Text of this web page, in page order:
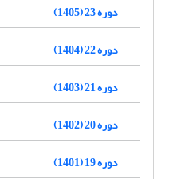
دوره 23 (1405)
دوره 22 (1404)
دوره 21 (1403)
دوره 20 (1402)
دوره 19 (1401)